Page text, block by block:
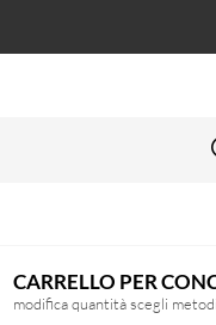
CARRELLO PER
modifica quantità scegli